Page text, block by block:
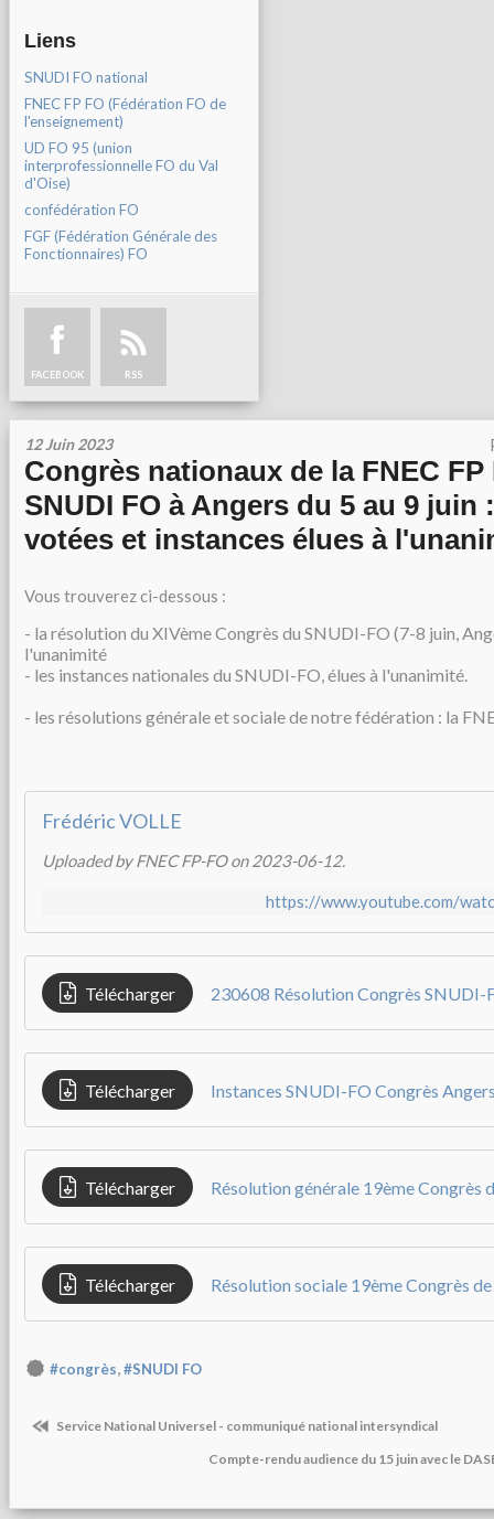
Liens
SNUDI FO national
FNEC FP FO (Fédération FO de
l'enseignement)
UD FO 95 (union
interprofessionnelle FO du Val
d'Oise)
confédération FO
FGF (Fédération Générale des
Fonctionnaires) FO
FACEBOOK RSS
12 Juin 2023
Congrès nationaux de la FNEC FP
SNUDI FO à Angers du 5 au 9
votées et instances élues à
Vous trouverez ci-dessous :
- la résolution du XIVème Congrès du SNUDI-FO (7-8 juin,
l'unanimité
- les instances nationales du SNUDI-FO, élues à l'unanimité.
- les résolutions générale et sociale de notre fédération : la
Frédéric VOLLE
Uploaded by FNEC FP-FO on 2023-06-12.
https://www.youtube.com/
Télécharger 230608 Résolution Congrès SNUDI-
Télécharger Instances SNUDI-FO Congrès
Télécharger
Télécharger
#congrès,#SNUDI FO
Service National Universel - communiqué national intersyndical
Compte-rendu audience du 15 juin avec le